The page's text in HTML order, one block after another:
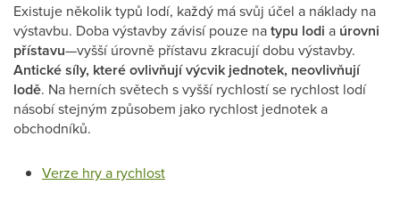
Existuje několik typů lodí, každý má svůj účel a náklady na
výstavbu. Doba výstavby závisí pouze natypu lodi a úrovni
přístavu—vyšší úrovně přístavu zkracují dobu výstavby.
Antické síly, které ovlivňují výcvik jednotek, neovlivňují
lodě. Na herních světech s vyšší rychlostí se rychlost lodí
násobí stejným způsobem jako rychlost jednotek a
obchodníků.
Verze hry a rychlost